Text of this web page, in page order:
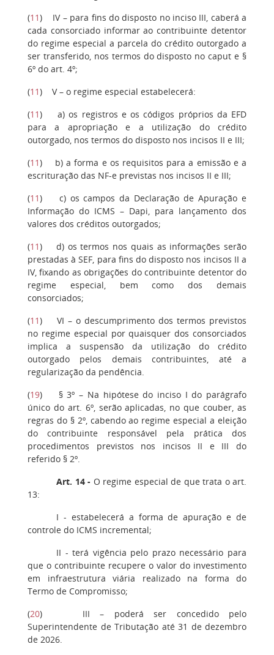
(11) IV – para fins do disposto no inciso III, caberá a
cada consorciado informar ao contribuinte detentor
do regime especial a parcela do crédito outorgado a
ser transferido, nos termos do disposto no caput e §
6º do art. 4º;
(11) V – o regime especial estabelecerá:
(11) a) os registros e os códigos próprios da EFD
para a apropriação e a utilização do crédito
outorgado, nos termos do disposto nos incisos II e III;
(11) b) a forma e os requisitos para a emissão e a
escrituração das NF-e previstas nos incisos II e III;
(11) c) os campos da Declaração de Apuração e
Informação do ICMS – Dapi, para lançamento dos
valores dos créditos outorgados;
(11) d) os termos nos quais as informações serão
prestadas à SEF, para fins do disposto nos incisos II a
IV, fixando as obrigações do contribuinte detentor do
regime especial, bem como dos demais
consorciados;
(11) VI – o descumprimento dos termos previstos
no regime especial por quaisquer dos consorciados
implica a suspensão da utilização do crédito
outorgado pelos demais contribuintes, até a
regularização da pendência.
(19) § 3º – Na hipótese do inciso I do parágrafo
único do art. 6º, serão aplicadas, no que couber, as
regras do § 2º, cabendo ao regime especial a eleição
do contribuinte responsável pela prática dos
procedimentos previstos nos incisos II e III do
referido § 2º.
Art. 14 - O regime especial de que trata o art.
13:
I - estabelecerá a forma de apuração e de
controle do ICMS incremental;
II - terá vigência pelo prazo necessário para
que o contribuinte recupere o valor do investimento
em infraestrutura viária realizado na forma do
Termo de Compromisso;
(20) III – poderá ser concedido pelo
Superintendente de Tributação até 31 de dezembro
de 2026.